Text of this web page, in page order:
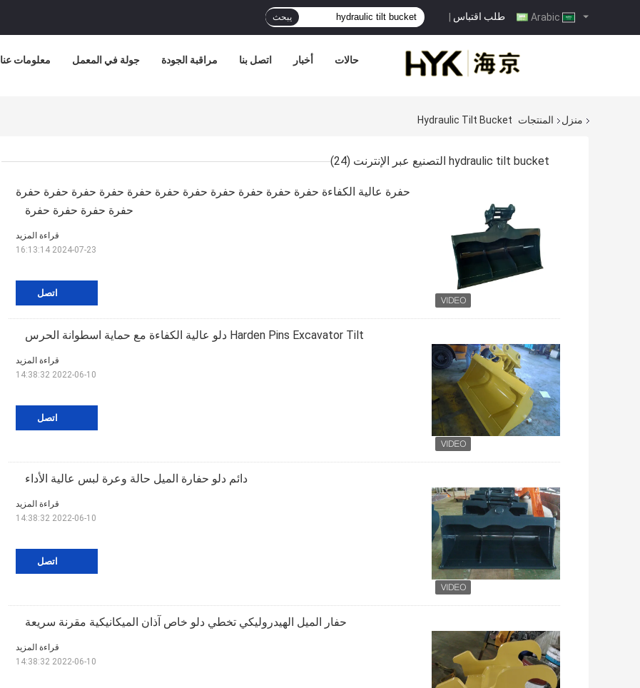
طلب اقتباس | يبحث
معلومات عنا جولة في المعمل مراقبة الجودة اتصل بنا أخبار حالات
منزل المنتجات Hydraulic Tilt Bucket
hydraulic tilt bucket التصنيع عبر الإنترنت (24)
حفرة عالية الكفاءة حفرة حفرة حفرة حفرة حفرة حفرة حفرة حفرة حفرة حفرة حفرة
حفرة حفرة حفرة حفرة
اتصل
قراءة المزيد
2024-07-23 16:13:14
Harden Pins Excavator Tilt دلو عالية الكفاءة مع حماية اسطوانة الحرس
اتصل
قراءة المزيد
2022-06-10 14:38:32
دائم دلو حفارة الميل حالة وعرة لبس عالية الأداء
اتصل
قراءة المزيد
2022-06-10 14:38:32
حفار الميل الهيدروليكي تخطي دلو خاص آذان الميكانيكية مقرنة سريعة
قراءة المزيد
2022-06-10 14:38:32